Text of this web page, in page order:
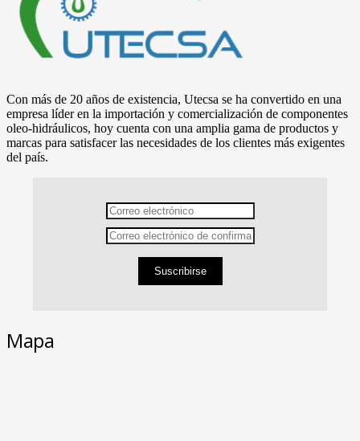
Con más de 20 años de existencia, Utecsa se ha convertido en una
empresa líder en la importación y comercialización de componentes
oleo-hidráulicos, hoy cuenta con una amplia gama de productos y
marcas para satisfacer las necesidades de los clientes más exigentes
del país.
Suscribirse
Mapa